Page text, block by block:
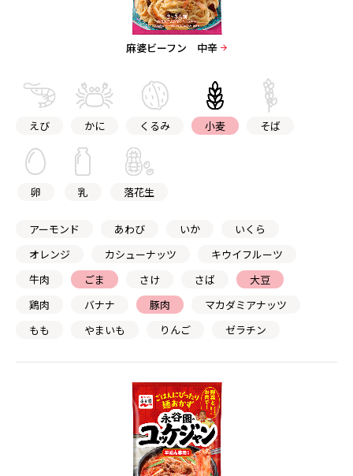
麻婆ビーフン 中辛
えび かに くるみ 小麦 そば
卵 乳 落花生
アーモンド あわび いか
いくら
オレンジ
カシューナッツ
キウイフルーツ
牛肉
ごま さけ さば
大豆
鶏肉
バナナ 豚肉
マカダミアナッツ
もも
やまいも りんご ゼラチン